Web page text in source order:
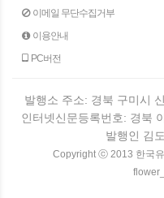
이메일 무단수집거부
이용안내
PC버전
발행소 주소: 경북 구미시
인터넷신문등록번호: 경북
발행인 김
Copyright ⓒ 2013 한국